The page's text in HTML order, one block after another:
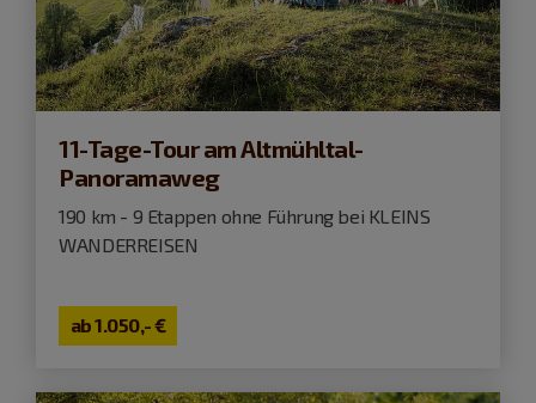
11-Tage-Tour am Altmühltal-
Panoramaweg
190 km - 9 Etappen ohne Führung bei KLEINS
WANDERREISEN
ab1.050,- €